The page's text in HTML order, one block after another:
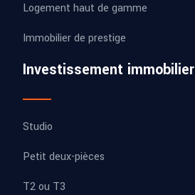
Logement haut de gamme
Immobilier de prestige
Investissement immobilier
Studio
Petit deux-pièces
T2 ou T3